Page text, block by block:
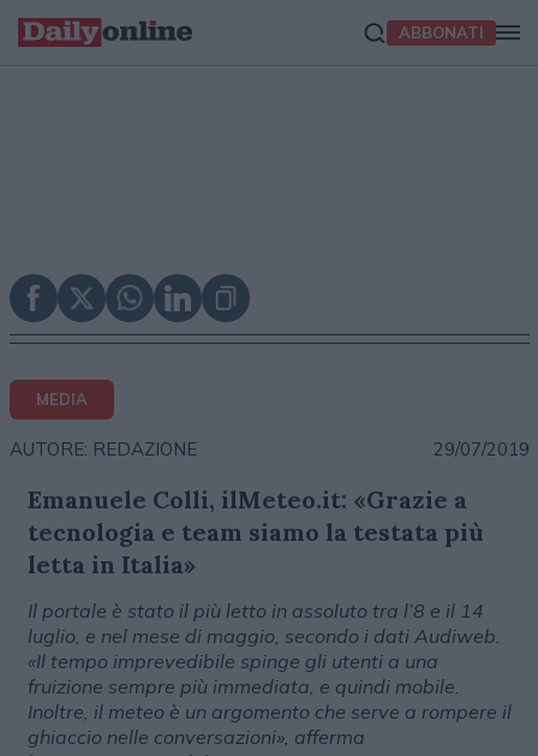
ABBONATI
MEDIA
AUTORE: REDAZIONE 29/07/2019
Emanuele Colli, ilMeteo.it: «Grazie a
tecnologia e team siamo la testata più
letta in Italia»
Il portale è stato il più letto in assoluto tra l’8 e il 14
luglio, e nel mese di maggio, secondo i dati Audiweb.
«Il tempo imprevedibile spinge gli utenti a una
fruizione sempre più immediata, e quindi mobile.
Inoltre, il meteo è un argomento che serve a rompere il
ghiaccio nelle conversazioni», afferma